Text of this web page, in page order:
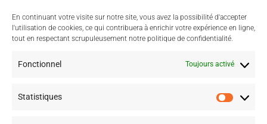
En continuant votre visite sur notre site, vous avez la possibilité d'accepter
l'utilisation de cookies, ce qui contribuera à enrichir votre expérience en ligne,
tout en respectant scrupuleusement notre politique de confidentialité.
Fonctionnel Toujours activé
Statistiques